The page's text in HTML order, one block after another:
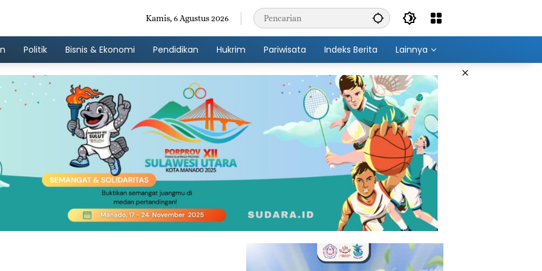
Kamis, 6 Agustus 2026
Politik Bisnis & Ekonomi Pendidikan Hukrim Pariwisata Indeks Berita Lainnya
×